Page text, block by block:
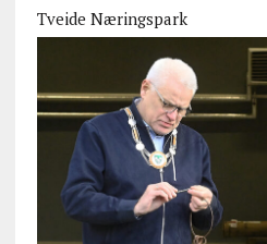
Tveide Næringspark